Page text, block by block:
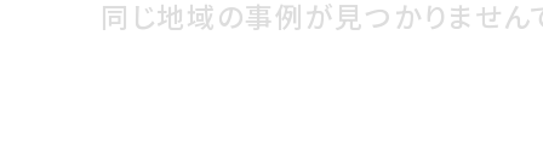
同じ地域の事例が見つかりません